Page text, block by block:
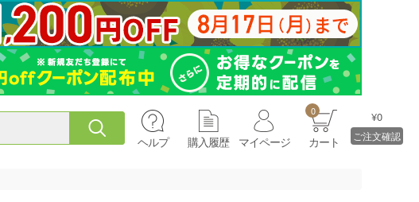
ヘルプ 購入履歴 マイページ
0
カート
¥0
ご注文確認